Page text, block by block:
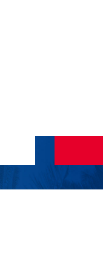
natural cu lacuri.